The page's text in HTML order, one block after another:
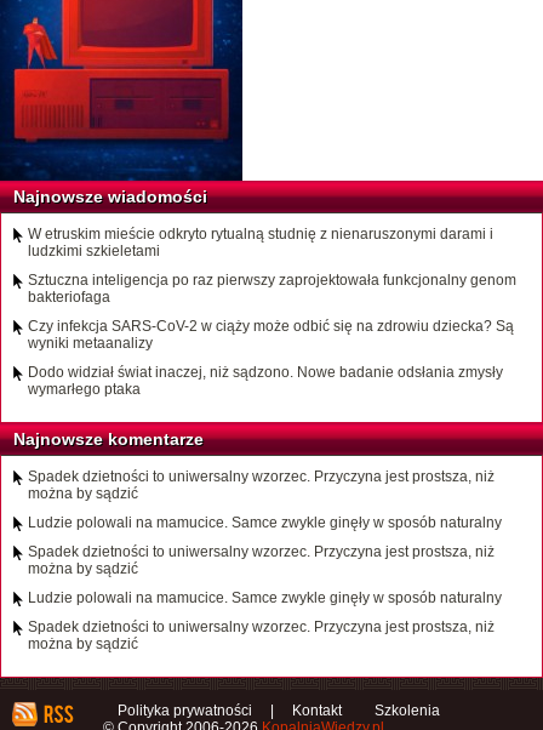
Najnowsze wiadomości
W etruskim mieście odkryto rytualną studnię z nienaruszonymi darami i
ludzkimi szkieletami
Sztuczna inteligencja po raz pierwszy zaprojektowała funkcjonalny genom
bakteriofaga
Czy infekcja SARS-CoV-2 w ciąży może odbić się na zdrowiu dziecka? Są
wyniki metaanalizy
Dodo widział świat inaczej, niż sądzono. Nowe badanie odsłania zmysły
wymarłego ptaka
Najnowsze komentarze
Spadek dzietności to uniwersalny wzorzec. Przyczyna jest prostsza, niż
można by sądzić
Ludzie polowali na mamucice. Samce zwykle ginęły w sposób naturalny
Spadek dzietności to uniwersalny wzorzec. Przyczyna jest prostsza, niż
można by sądzić
Ludzie polowali na mamucice. Samce zwykle ginęły w sposób naturalny
Spadek dzietności to uniwersalny wzorzec. Przyczyna jest prostsza, niż
można by sądzić
Polityka prywatności Kontakt
Szkolenia